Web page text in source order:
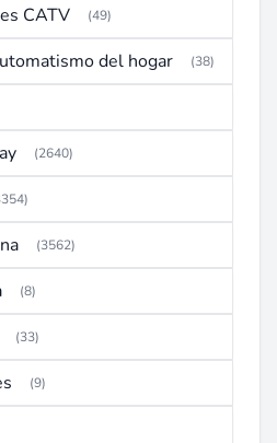
CATV (49)
del hogar (38)
(2640)
(3562)
(8)
(33)
(9)